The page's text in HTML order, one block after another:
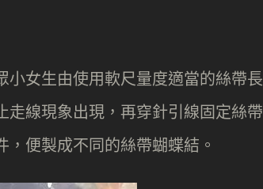
女生由使用軟尺量度適當的絲帶長
線現象出現，再穿針引線固定絲帶
便製成不同的絲帶蝴蝶結。